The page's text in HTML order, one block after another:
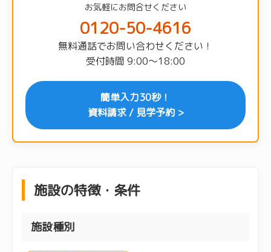
お気軽にお問合せください
0120-50-4616
無料通話でお問い合わせください！
受付時間 9:00〜18:00
簡単入力30秒！
資料請求 / 見学予約 >
施設の特徴・条件
施設種別